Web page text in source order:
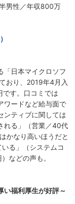
男性／年収800万
「日本マイクロソフ
おり、2019年4月入
す。口コミでは
ワードなど給与面で
ンティブに関しては
れる」（営業／40代
かなり高いほうだと
る」（システムコ
などの声も。
い福利厚生が好評～